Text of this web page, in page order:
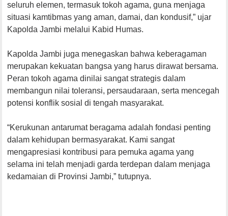
seluruh elemen, termasuk tokoh agama, guna menjaga
situasi kamtibmas yang aman, damai, dan kondusif,” ujar
Kapolda Jambi melalui Kabid Humas.
Kapolda Jambi juga menegaskan bahwa keberagaman
merupakan kekuatan bangsa yang harus dirawat bersama.
Peran tokoh agama dinilai sangat strategis dalam
membangun nilai toleransi, persaudaraan, serta mencegah
potensi konflik sosial di tengah masyarakat.
“Kerukunan antarumat beragama adalah fondasi penting
dalam kehidupan bermasyarakat. Kami sangat
mengapresiasi kontribusi para pemuka agama yang
selama ini telah menjadi garda terdepan dalam menjaga
kedamaian di Provinsi Jambi,” tutupnya.